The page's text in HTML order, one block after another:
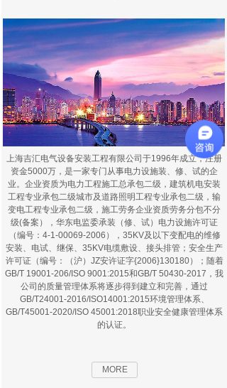
上海吉汇电气设备安装工程有限公司于1996年成立，注册
资金5000万，是一家专门从事电力设施装、修、试的企
业。企业资质为电力工程施工总承包二级，建筑机电安装
工程专业承包二级城市及道路照明工程专业承包二级，输
变电工程专业承包二级，施工劳务企业资质劳务分包不分
级(备案），华东电监委承装（修、试）电力设施许可证
（编号：4-1-00069-2006），35KV及以下变配电的维修
安装、电试、继保、35KV电缆敷设、接头排管；安全生产
许可证（编号：（沪）JZ安许证字{2006}130180）；随着
GB/T 19001-206/ISO 9001:2015和GB/T 50430-2017，我
公司的质量管理体系将逐步得到建立和完善，通过
GB/T24001-2016/ISO14001:2015环境管理体系、
GB/T45001-2020/ISO 45001:2018职业安全健康管理体系
的认证。
MORE